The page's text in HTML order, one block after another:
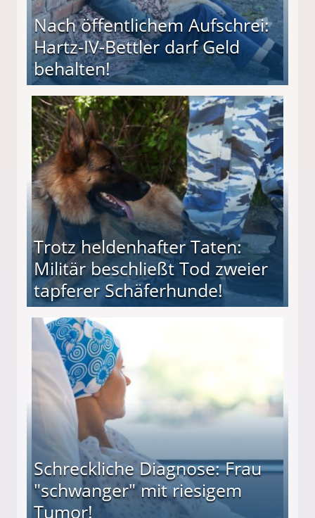
Nach öffentlichem Aufschrei:
Hartz-IV-Bettler darf Geld
behalten!
darf Geld behalten!
Trotz heldenhafter Taten:
Militär beschließt Tod zweier
tapferer Schäferhunde!
Tod zweier tapferer Schäferhunde!
Schreckliche Diagnose: Frau
"schwanger" mit riesigem
Tumor!